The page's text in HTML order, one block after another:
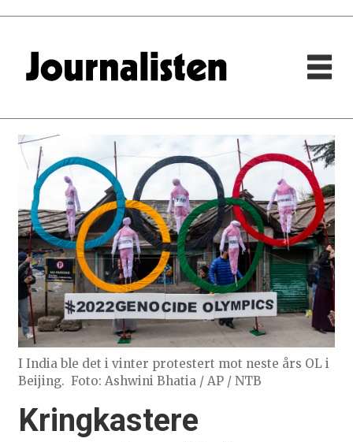
I India ble det i vinter protestert mot neste års OL i
Beijing. Foto: Ashwini Bhatia / AP / NTB
Kringkastere